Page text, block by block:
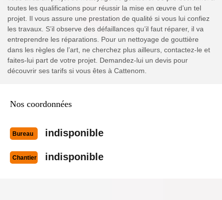
toutes les qualifications pour réussir la mise en œuvre d’un tel
projet. Il vous assure une prestation de qualité si vous lui confiez
les travaux. S’il observe des défaillances qu’il faut réparer, il va
entreprendre les réparations. Pour un nettoyage de gouttière
dans les règles de l’art, ne cherchez plus ailleurs, contactez-le et
faites-lui part de votre projet. Demandez-lui un devis pour
découvrir ses tarifs si vous êtes à Cattenom.
Nos coordonnées
Bureau indisponible
Chantier indisponible